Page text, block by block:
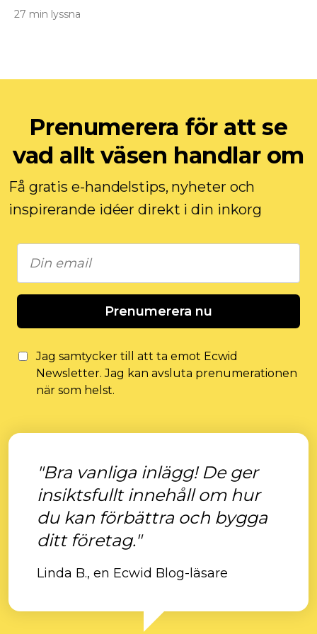
27 min lyssna
Prenumerera för att se
vad allt väsen handlar om
Få gratis e-handelstips, nyheter och
inspirerande idéer direkt i din inkorg
Prenumerera nu
Jag samtycker till att ta emot Ecwid
Newsletter. Jag kan avsluta prenumerationen
när som helst.
"Bra vanliga inlägg! De ger
insiktsfullt innehåll om hur
du kan förbättra och bygga
ditt företag."
Linda B., en Ecwid Blog-läsare